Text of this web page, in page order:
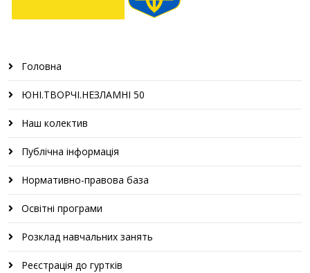
Головна
ЮНІ.ТВОРЧІ.НЕЗЛАМНІ 50
Наш колектив
Публічна інформація
Нормативно-правова база
Освітні програми
Розклад навчальних занять
Реєстрація до гуртків